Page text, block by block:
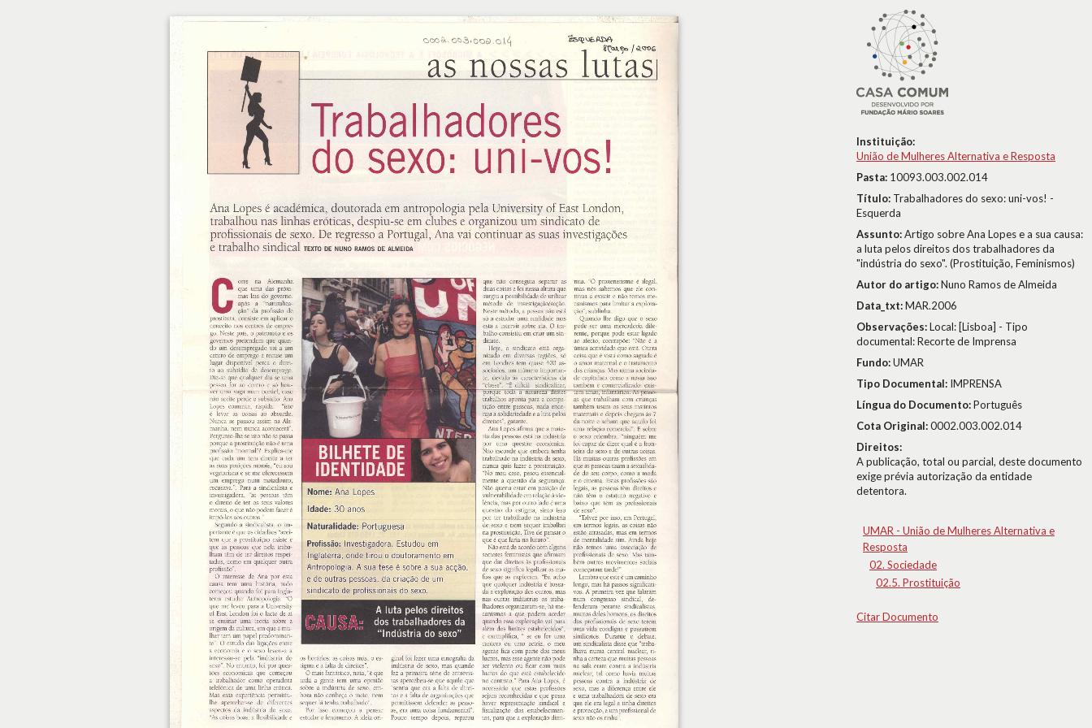
Instituição:
União de Mulheres Alternativa e Resposta
Pasta: 10093.003.002.014
Título: Trabalhadores do sexo: uni-vos! -
Esquerda
Assunto:Artigo sobre Ana Lopes e a sua causa:
a luta pelos direitos dos trabalhadores da
"indústria do sexo". (Prostituição, Feminismos)
Autor do artigo:Nuno Ramos de Almeida
Data_txt:MAR.2006
Observações:Local: [Lisboa] - Tipo
documental: Recorte de Imprensa
Fundo:UMAR
Tipo Documental: IMPRENSA
Língua do Documento:Português
Cota Original:0002.003.002.014
Direitos:
A publicação, total ou parcial, deste documento
exige prévia autorização da entidade
detentora.
UMAR - União de Mulheres Alternativa e
Resposta
02. Sociedade
02.5. Prostituição
Citar Documento